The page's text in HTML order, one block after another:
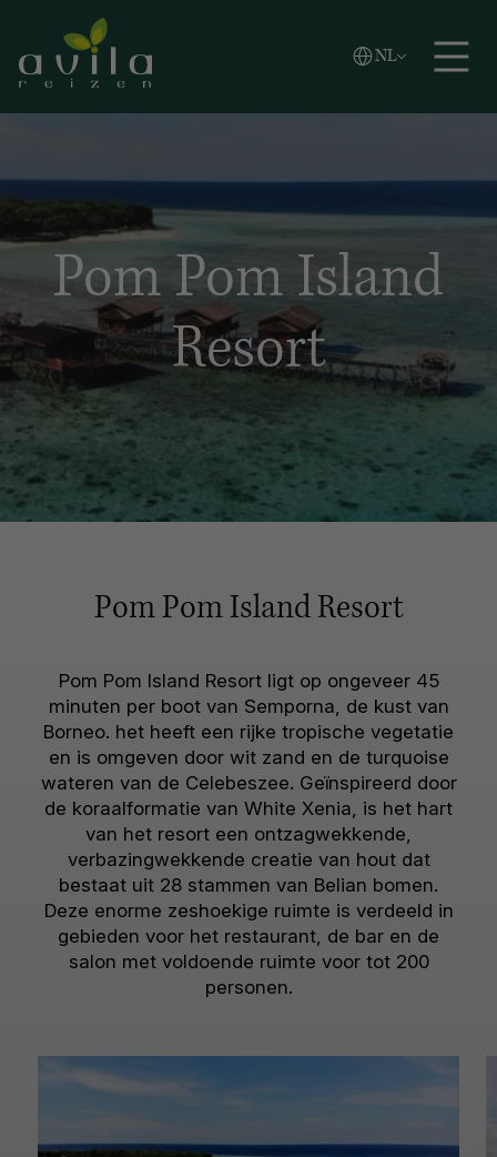
Zoeken
NL
Vlaams
English
Pom Pom Island
Resort
Pom Pom Island Resort
Pom Pom Island Resort ligt op ongeveer 45
minuten per boot van Semporna, de kust van
Borneo. het heeft een rijke tropische vegetatie
en is omgeven door wit zand en de turquoise
wateren van de Celebeszee. Geïnspireerd door
de koraalformatie van White Xenia, is het hart
van het resort een ontzagwekkende,
verbazingwekkende creatie van hout dat
bestaat uit 28 stammen van Belian bomen.
Deze enorme zeshoekige ruimte is verdeeld in
gebieden voor het restaurant, de bar en de
salon met voldoende ruimte voor tot 200
personen.